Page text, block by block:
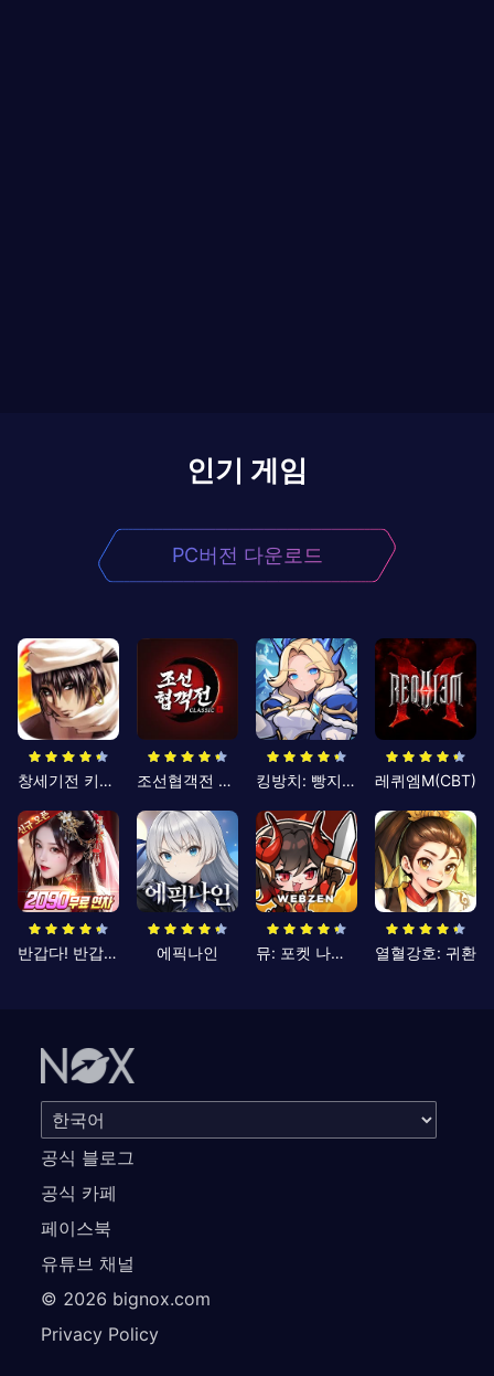
인기 게임
PC버전 다운로드
창세기전 키우기 조선협객전 클래식 킹방치: 빵지의 제왕 레퀴엠M(CBT)
반갑다! 반갑삼국지 에픽나인 뮤: 포켓 나이츠 열혈강호: 귀환
공식 블로그
공식 카페
페이스북
유튜브 채널
© 2026 bignox.com
Privacy Policy